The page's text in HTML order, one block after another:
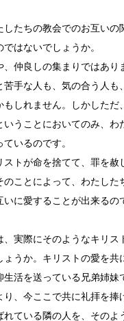
たちの教会でのお互いの
はないでしょうか。
仲良しの集まりではあり
苦手な人も、気の合う人も
もしれません。しかしただ
いうことにおいてのみ、わ
いるのです。
トが命を捨てて、罪を赦
のことによって、わたした
に愛することが出来るの
実際にそのようなキリス
ょうか。キリストの愛を共
生活を送っている兄弟姉妹
り、今ここで共に礼拝を捧
れている隣の人を、そのよ